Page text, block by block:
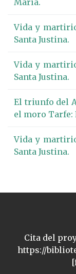
María.
Vida y
Santa Justina.
Vida y
Santa Justina.
El triunfo del
el moro Tarfe:
Vida y
Santa Justina.
Cita del
https://